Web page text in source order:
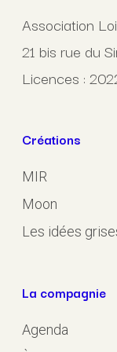
Association
21 bis rue du
Licences :
Créations
MIR
Moon
Les idées
La compagnie
Agenda